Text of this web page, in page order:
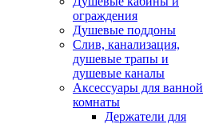
ограждения
Душевые поддоны
Слив, канализация,
душевые трапы и
душевые каналы
Аксессуары для ванной
комнаты
Держатели для